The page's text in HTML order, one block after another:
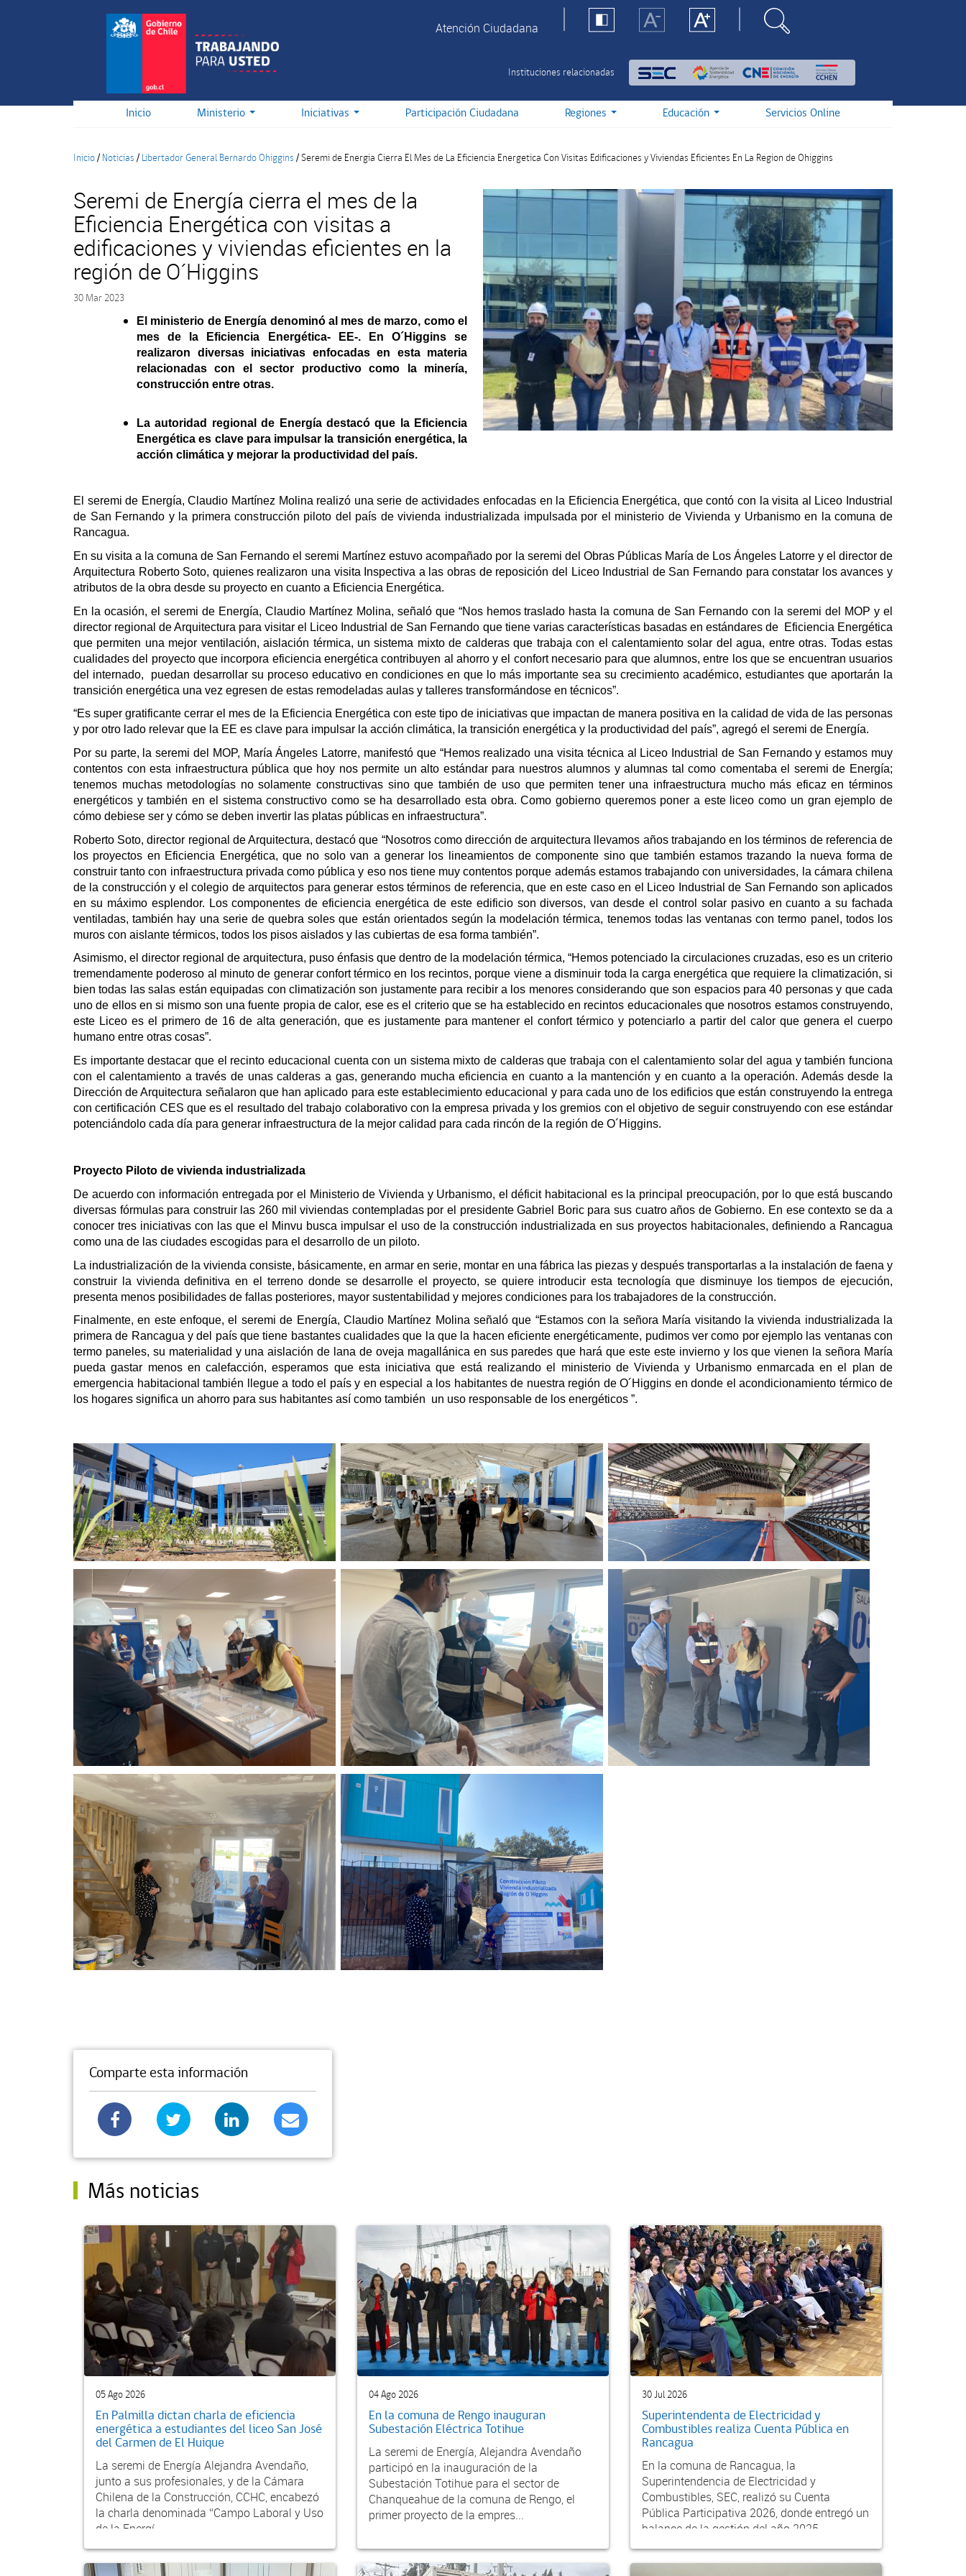
Atención Ciudadana
Instituciones relacionadas
Inicio Ministerio Iniciativas Participación Ciudadana Regiones Educación Servicios Online
Inicio/ Noticias / Libertador General Bernardo Ohiggins /Seremi de Energia Cierra El Mes de La Eficiencia Energetica Con Visitas Edificaciones y Viviendas Eficientes En La Region de Ohiggins
Seremi de Energía cierra el mes de la
Eficiencia Energética con visitas a
edificaciones y viviendas eficientes en la
región de O´Higgins
30 Mar 2023
El ministerio de Energía denominó al mes de marzo, como el
mes de la Eficiencia Energética- EE-. En O´Higgins se
realizaron diversas iniciativas enfocadas en esta materia
relacionadas con el sector productivo como la minería,
construcción entre otras.
La autoridad regional de Energía destacó que la Eficiencia
Energética es clave para impulsar la transición energética, la
acción climática y mejorar la productividad del país.
El seremi de Energía, Claudio Martínez Molina realizó una serie de actividades enfocadas en la Eficiencia Energética, que contó con la visita al Liceo Industrial
de San Fernando y la primera construcción piloto del país de vivienda industrializada impulsada por el ministerio de Vivienda y Urbanismo en la comuna de
Rancagua.
En su visita a la comuna de San Fernando el seremi Martínez estuvo acompañado por la seremi del Obras Públicas María de Los Ángeles Latorre y el director de
Arquitectura Roberto Soto, quienes realizaron una visita Inspectiva a las obras de reposición del Liceo Industrial de San Fernando para constatar los avances y
atributos de la obra desde su proyecto en cuanto a Eficiencia Energética.
En la ocasión, el seremi de Energía, Claudio Martínez Molina, señaló que “Nos hemos traslado hasta la comuna de San Fernando con la seremi del MOP y el
director regional de Arquitectura para visitar el Liceo Industrial de San Fernando que tiene varias características basadas en estándares de Eficiencia Energética
que permiten una mejor ventilación, aislación térmica, un sistema mixto de calderas que trabaja con el calentamiento solar del agua, entre otras. Todas estas
cualidades del proyecto que incorpora eficiencia energética contribuyen al ahorro y el confort necesario para que alumnos, entre los que se encuentran usuarios
del internado, puedan desarrollar su proceso educativo en condiciones en que lo más importante sea su crecimiento académico, estudiantes que aportarán la
transición energética una vez egresen de estas remodeladas aulas y talleres transformándose en técnicos”.
“Es super gratificante cerrar el mes de la Eficiencia Energética con este tipo de iniciativas que impactan de manera positiva en la calidad de vida de las personas
y por otro lado relevar que la EE es clave para impulsar la acción climática, la transición energética y la productividad del país”, agregó el seremi de Energía.
Por su parte, la seremi del MOP, María Ángeles Latorre, manifestó que “Hemos realizado una visita técnica al Liceo Industrial de San Fernando y estamos muy
contentos con esta infraestructura pública que hoy nos permite un alto estándar para nuestros alumnos y alumnas tal como comentaba el seremi de Energía;
tenemos muchas metodologías no solamente constructivas sino que también de uso que permiten tener una infraestructura mucho más eficaz en términos
energéticos y también en el sistema constructivo como se ha desarrollado esta obra. Como gobierno queremos poner a este liceo como un gran ejemplo de
cómo debiese ser y cómo se deben invertir las platas públicas en infraestructura”.
Roberto Soto, director regional de Arquitectura, destacó que “Nosotros como dirección de arquitectura llevamos años trabajando en los términos de referencia de
los proyectos en Eficiencia Energética, que no solo van a generar los lineamientos de componente sino que también estamos trazando la nueva forma de
construir tanto con infraestructura privada como pública y eso nos tiene muy contentos porque además estamos trabajando con universidades, la cámara chilena
de la construcción y el colegio de arquitectos para generar estos términos de referencia, que en este caso en el Liceo Industrial de San Fernando son aplicados
en su máximo esplendor. Los componentes de eficiencia energética de este edificio son diversos, van desde el control solar pasivo en cuanto a su fachada
ventiladas, también hay una serie de quebra soles que están orientados según la modelación térmica, tenemos todas las ventanas con termo panel, todos los
muros con aislante térmicos, todos los pisos aislados y las cubiertas de esa forma también”.
Asimismo, el director regional de arquitectura, puso énfasis que dentro de la modelación térmica, “Hemos potenciado la circulaciones cruzadas, eso es un criterio
tremendamente poderoso al minuto de generar confort térmico en los recintos, porque viene a disminuir toda la carga energética que requiere la climatización, si
bien todas las salas están equipadas con climatización son justamente para recibir a los menores considerando que son espacios para 40 personas y que cada
uno de ellos en si mismo son una fuente propia de calor, ese es el criterio que se ha establecido en recintos educacionales que nosotros estamos construyendo,
este Liceo es el primero de 16 de alta generación, que es justamente para mantener el confort térmico y potenciarlo a partir del calor que genera el cuerpo
humano entre otras cosas”.
Es importante destacar que el recinto educacional cuenta con un sistema mixto de calderas que trabaja con el calentamiento solar del agua y también funciona
con el calentamiento a través de unas calderas a gas, generando mucha eficiencia en cuanto a la mantención y en cuanto a la operación. Además desde la
Dirección de Arquitectura señalaron que han aplicado para este establecimiento educacional y para cada uno de los edificios que están construyendo la entrega
con certificación CES que es el resultado del trabajo colaborativo con la empresa privada y los gremios con el objetivo de seguir construyendo con ese estándar
potenciándolo cada día para generar infraestructura de la mejor calidad para cada rincón de la región de O´Higgins.
Proyecto Piloto de vivienda industrializada
De acuerdo con información entregada por el Ministerio de Vivienda y Urbanismo, el déficit habitacional es la principal preocupación, por lo que está buscando
diversas fórmulas para construir las 260 mil viviendas contempladas por el presidente Gabriel Boric para sus cuatro años de Gobierno. En ese contexto se da a
conocer tres iniciativas con las que el Minvu busca impulsar el uso de la construcción industrializada en sus proyectos habitacionales, definiendo a Rancagua
como una de las ciudades escogidas para el desarrollo de un piloto.
La industrialización de la vivienda consiste, básicamente, en armar en serie, montar en una fábrica las piezas y después transportarlas a la instalación de faena y
construir la vivienda definitiva en el terreno donde se desarrolle el proyecto, se quiere introducir esta tecnología que disminuye los tiempos de ejecución,
presenta menos posibilidades de fallas posteriores, mayor sustentabilidad y mejores condiciones para los trabajadores de la construcción.
Finalmente, en este enfoque, el seremi de Energía, Claudio Martínez Molina señaló que “Estamos con la señora María visitando la vivienda industrializada la
primera de Rancagua y del país que tiene bastantes cualidades que la que la hacen eficiente energéticamente, pudimos ver como por ejemplo las ventanas con
termo paneles, su materialidad y una aislación de lana de oveja magallánica en sus paredes que hará que este este invierno y los que vienen la señora María
pueda gastar menos en calefacción, esperamos que esta iniciativa que está realizando el ministerio de Vivienda y Urbanismo enmarcada en el plan de
emergencia habitacional también llegue a todo el país y en especial a los habitantes de nuestra región de O´Higgins en donde el acondicionamiento térmico de
los hogares significa un ahorro para sus habitantes así como también un uso responsable de los energéticos ”.
Comparte esta información
Más noticias
05 Ago 2026
En Palmilla dictan charla de eficiencia
energética a estudiantes del liceo San José
del Carmen de El Huique
La seremi de Energía Alejandra Avendaño,
junto a sus profesionales, y de la Cámara
Chilena de la Construcción, CCHC, encabezó
la charla denominada “Campo Laboral y Uso
de la Energí...
04 Ago 2026
En la comuna de Rengo inauguran
Subestación Eléctrica Totihue
La seremi de Energía, Alejandra Avendaño
participó en la inauguración de la
Subestación Totihue para el sector de
Chanqueahue de la comuna de Rengo, el
primer proyecto de la empres...
30 Jul 2026
Superintendenta de Electricidad y
Combustibles realiza Cuenta Pública en
Rancagua
En la comuna de Rancagua, la
Superintendencia de Electricidad y
Combustibles, SEC, realizó su Cuenta
Pública Participativa 2026, donde entregó un
balance de la gestión del año 2025...